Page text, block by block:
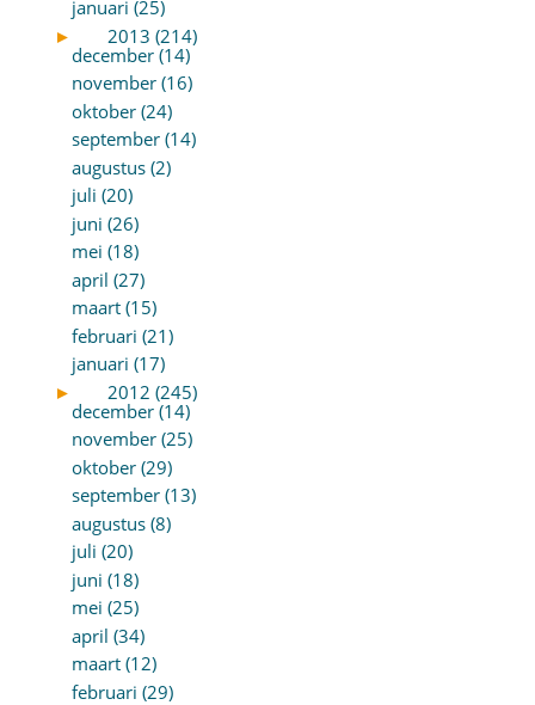
januari (25)
►
2013 (214)
december (14)
november (16)
oktober (24)
september (14)
augustus (2)
juli (20)
juni (26)
mei (18)
april (27)
maart (15)
februari (21)
januari (17)
►
2012 (245)
december (14)
november (25)
oktober (29)
september (13)
augustus (8)
juli (20)
juni (18)
mei (25)
april (34)
maart (12)
februari (29)